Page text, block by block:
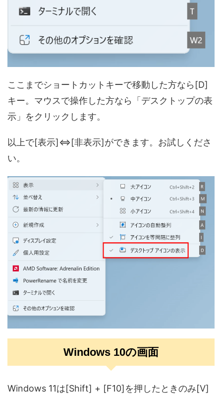
ここまでショートカットキーで移動した方なら[D]
キー。マウスで操作した方なら「デスクトップの表
示」をクリックします。
以上で[表示]⇔[非表示]ができます。お試しくださ
い。
Windows 10の画面
Windows 11は[Shift] + [F10]を押したときのみ[V]